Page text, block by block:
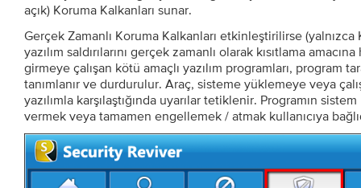
açık) Koruma Kalkanları sunar.
Gerçek Zamanlı Koruma Kalkanları etkinleştirilirse (yalnızca
yazılım saldırılarını gerçek zamanlı olarak kısıtlama
girmeye çalışan kötü amaçlı yazılım programları, program
tanımlanır ve durdurulur. Araç, sisteme yüklemeye veya
yazılımla karşılaştığında uyarılar tetiklenir. Programın
vermek veya tamamen engellemek / atmak kullanıcıya